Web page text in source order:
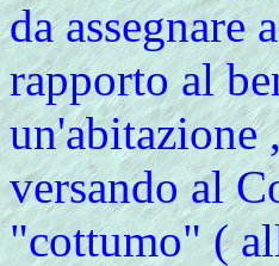
da
rapporto al
un'abitazione
versando al
"cottumo" (